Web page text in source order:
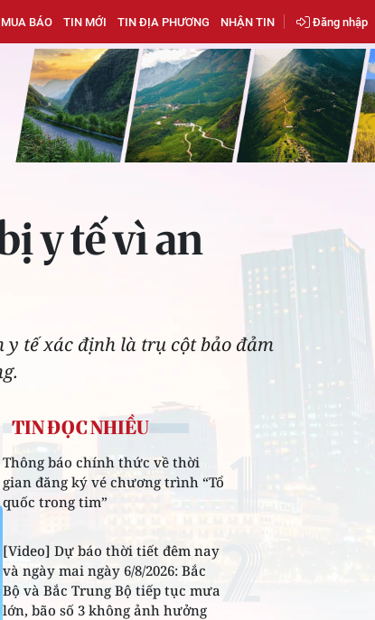
MUA BÁO TIN MỚI TIN ĐỊA PHƯƠNG NHẬN TIN Đăng nhập
y tế vì an
tế xác định là trụ cột bảo đảm
TIN ĐỌC NHIỀU
Thông báo chính thức về thời
gian đăng ký vé chương trình “Tổ
quốc trong tim”
[Video] Dự báo thời tiết đêm nay
và ngày mai ngày 6/8/2026: Bắc
Bộ và Bắc Trung Bộ tiếp tục mưa
lớn, bão số 3 không ảnh hưởng